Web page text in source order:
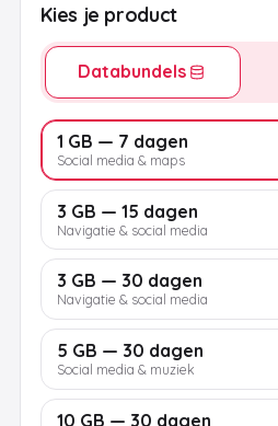
Kies je product
Databundels
1 GB — 7 dagen
Social media & maps
3 GB — 15 dagen
Navigatie & social media
3 GB — 30 dagen
Navigatie & social media
5 GB — 30 dagen
Social media & muziek
10 GB — 30 dagen